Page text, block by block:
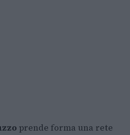
prende forma una rete